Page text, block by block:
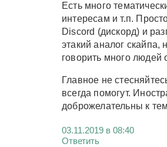
Есть много
интересам и т.п.
Discord (дискорд) и
этакий аналог скайпа,
говорить много людей
Главное не
всегда помогут.
доброжелательны к
03.11.2019 в 08:40
Ответить